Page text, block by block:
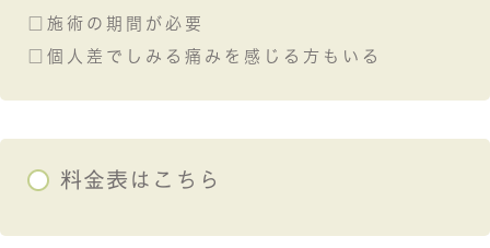
□施術の期間が必要
□個人差でしみる痛みを感じる方もいる
料金表はこちら